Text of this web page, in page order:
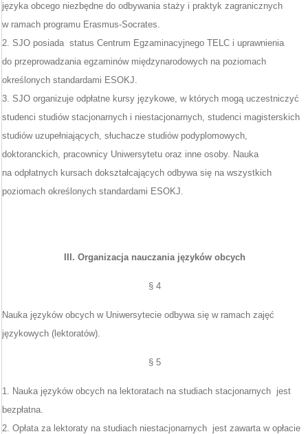
języka obcego niezbędne do odbywania staży i praktyk zagranicznych
w ramach programu Erasmus-Socrates.
2. SJO posiada status Centrum Egzaminacyjnego TELC i uprawnienia
do przeprowadzania egzaminów międzynarodowych na poziomach
określonych standardami ESOKJ.
3. SJO organizuje odpłatne kursy językowe, w których mogą uczestniczyć
studenci studiów stacjonarnych i niestacjonarnych, studenci magisterskich
studiów uzupełniających, słuchacze studiów podyplomowych,
doktoranckich, pracownicy Uniwersytetu oraz inne osoby. Nauka
na odpłatnych kursach dokształcających odbywa się na wszystkich
poziomach określonych standardami ESOKJ.
III. Organizacja nauczania języków obcych
§ 4
Nauka języków obcych w Uniwersytecie odbywa się w ramach zajęć
językowych (lektoratów).
§ 5
1. Nauka języków obcych na lektoratach na studiach stacjonarnych jest
bezpłatna.
2. Opłata za lektoraty na studiach niestacjonarnych jest zawarta w opłacie